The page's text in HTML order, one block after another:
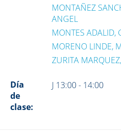
MONTAÑEZ
ANGEL
MONTES ADALID,
MORENO LINDE,
ZURITA
Día
de
clase:
J 13:00 - 14:00